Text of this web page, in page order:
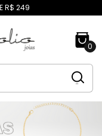
R$ 249
0